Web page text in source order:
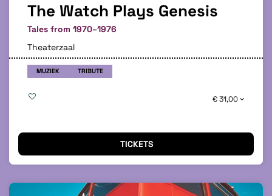
The Watch Plays Genesis
Tales from 1970–1976
Theaterzaal
MUZIEK TRIBUTE
€ 31,00
TICKETS